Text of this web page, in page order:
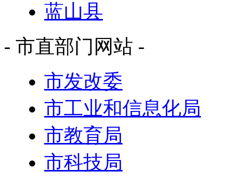
蓝山县
- 市直部门网站 -
市发改委
市工业和信息化局
市教育局
市科技局